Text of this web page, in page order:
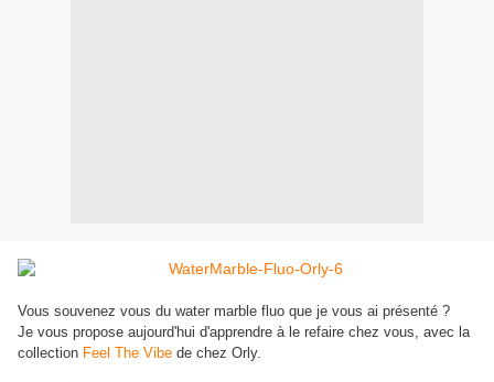
Vous souvenez vous du water marble fluo que je vous ai présenté ?
Je vous propose aujourd'hui d'apprendre à le refaire chez vous, avec la
collection Feel The Vibe de chez Orly.